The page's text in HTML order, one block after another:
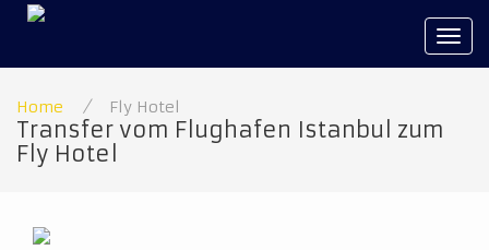
Home / Fly Hotel
Transfer vom Flughafen Istanbul zum
Fly Hotel